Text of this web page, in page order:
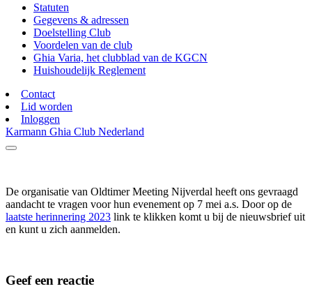
Statuten
Gegevens & adressen
Doelstelling Club
Voordelen van de club
Ghia Varia, het clubblad van de KGCN
Huishoudelijk Reglement
Contact
Lid worden
Inloggen
Karmann Ghia Club Nederland
De organisatie van Oldtimer Meeting Nijverdal heeft ons gevraagd
aandacht te vragen voor hun evenement op 7 mei a.s. Door op de
laatste herinnering 2023 link te klikken komt u bij de nieuwsbrief uit
en kunt u zich aanmelden.
Geef een reactie